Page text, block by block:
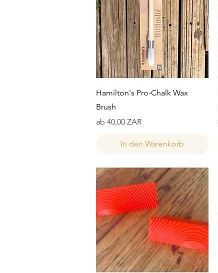
Schnellansicht
Hamilton's Pro-Chalk Wax
Brush
ab 40,00 ZAR
Sale-Preis
In den Warenkorb